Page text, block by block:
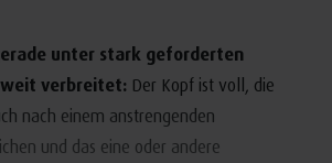
unter stark geforderten
verbreitet:Der Kopf ist voll, die
nach einem anstrengenden
und das eine oder andere